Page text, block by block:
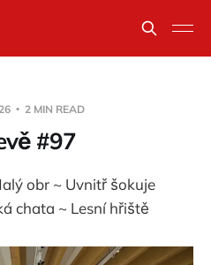
2 MIN READ
#97
obr ~ Uvnitř šokuje
chata ~ Lesní hřiště